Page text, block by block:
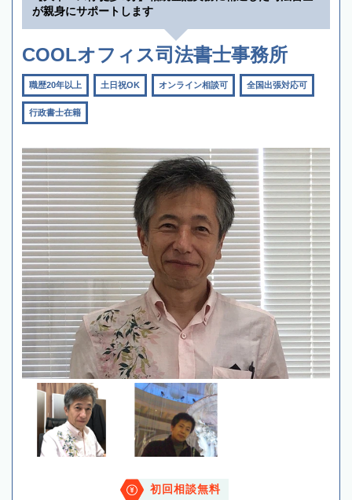
が親身にサポートします
COOLオフィス司法書士事務所
職歴20年以上 土日祝OK オンライン相談可 全国出張対応可
行政書士在籍
初回相談無料